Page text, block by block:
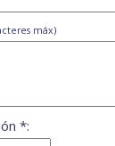
máx)
*: